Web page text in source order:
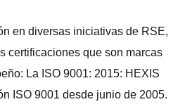
en diversas iniciativas de RSE,
certificaciones que son marcas
La ISO 9001: 2015: HEXIS
ISO 9001 desde junio de 2005.